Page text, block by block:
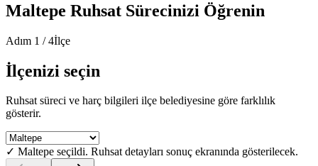
Maltepe Ruhsat Sürecinizi Öğrenin
Adım 1 /4İlçe
İlçenizi seçin
Ruhsat süreci ve harç bilgileri ilçe belediyesine göre farklılık
gösterir.
✓ Maltepe seçildi. Ruhsat detayları sonuç ekranında gösterilecek.